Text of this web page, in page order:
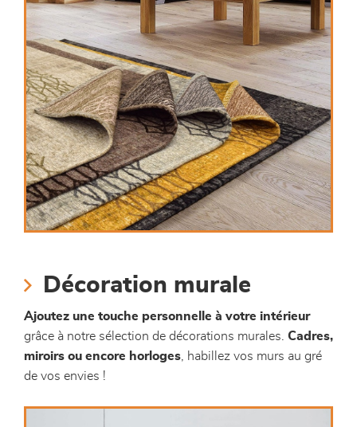
Décoration murale
Ajoutez une touche personnelle à votre intérieur
grâce à notre sélection de décorations murales. Cadres,
miroirs ou encore horloges , habillez vos murs au gré
de vos envies !